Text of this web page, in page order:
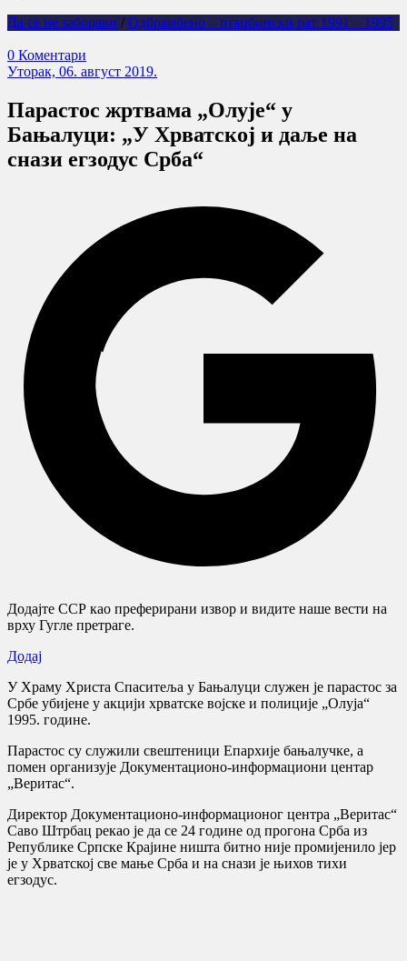
Да се не заборави / Одбрамбено – отаџбински рат 1991 – 1995
0 Коментари
Уторак, 06. август 2019.
Парастос жртвама „Олује“ у
Бањалуци: „У Хрватској и даље на
снази егзодус Срба“
Додајте ССР као преферирани извор и видите наше вести на
врху Гугле претраге.
Додај
У Храму Христа Спаситеља у Бањалуци служен је парастос за
Србе убијене у акцији хрватске војске и полиције „Олуја“
1995. године.
Парастос су служили свештеници Епархије бањалучке, а
помен организује Документационо-информациони центар
„Веритас“.
Директор Документационо-информационог центра „Веритас“
Саво Штрбац рекао је да се 24 године од прогона Срба из
Републике Српске Крајине ништа битно није промијенило јер
је у Хрватској све мање Срба и на снази је њихов тихи
егзодус.